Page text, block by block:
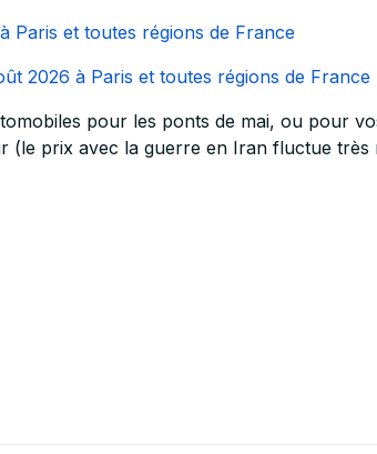
Paris et toutes régions de France
2026 à Paris et toutes régions de France
pour les ponts de mai, ou pour
(le prix avec la guerre en Iran fluctue